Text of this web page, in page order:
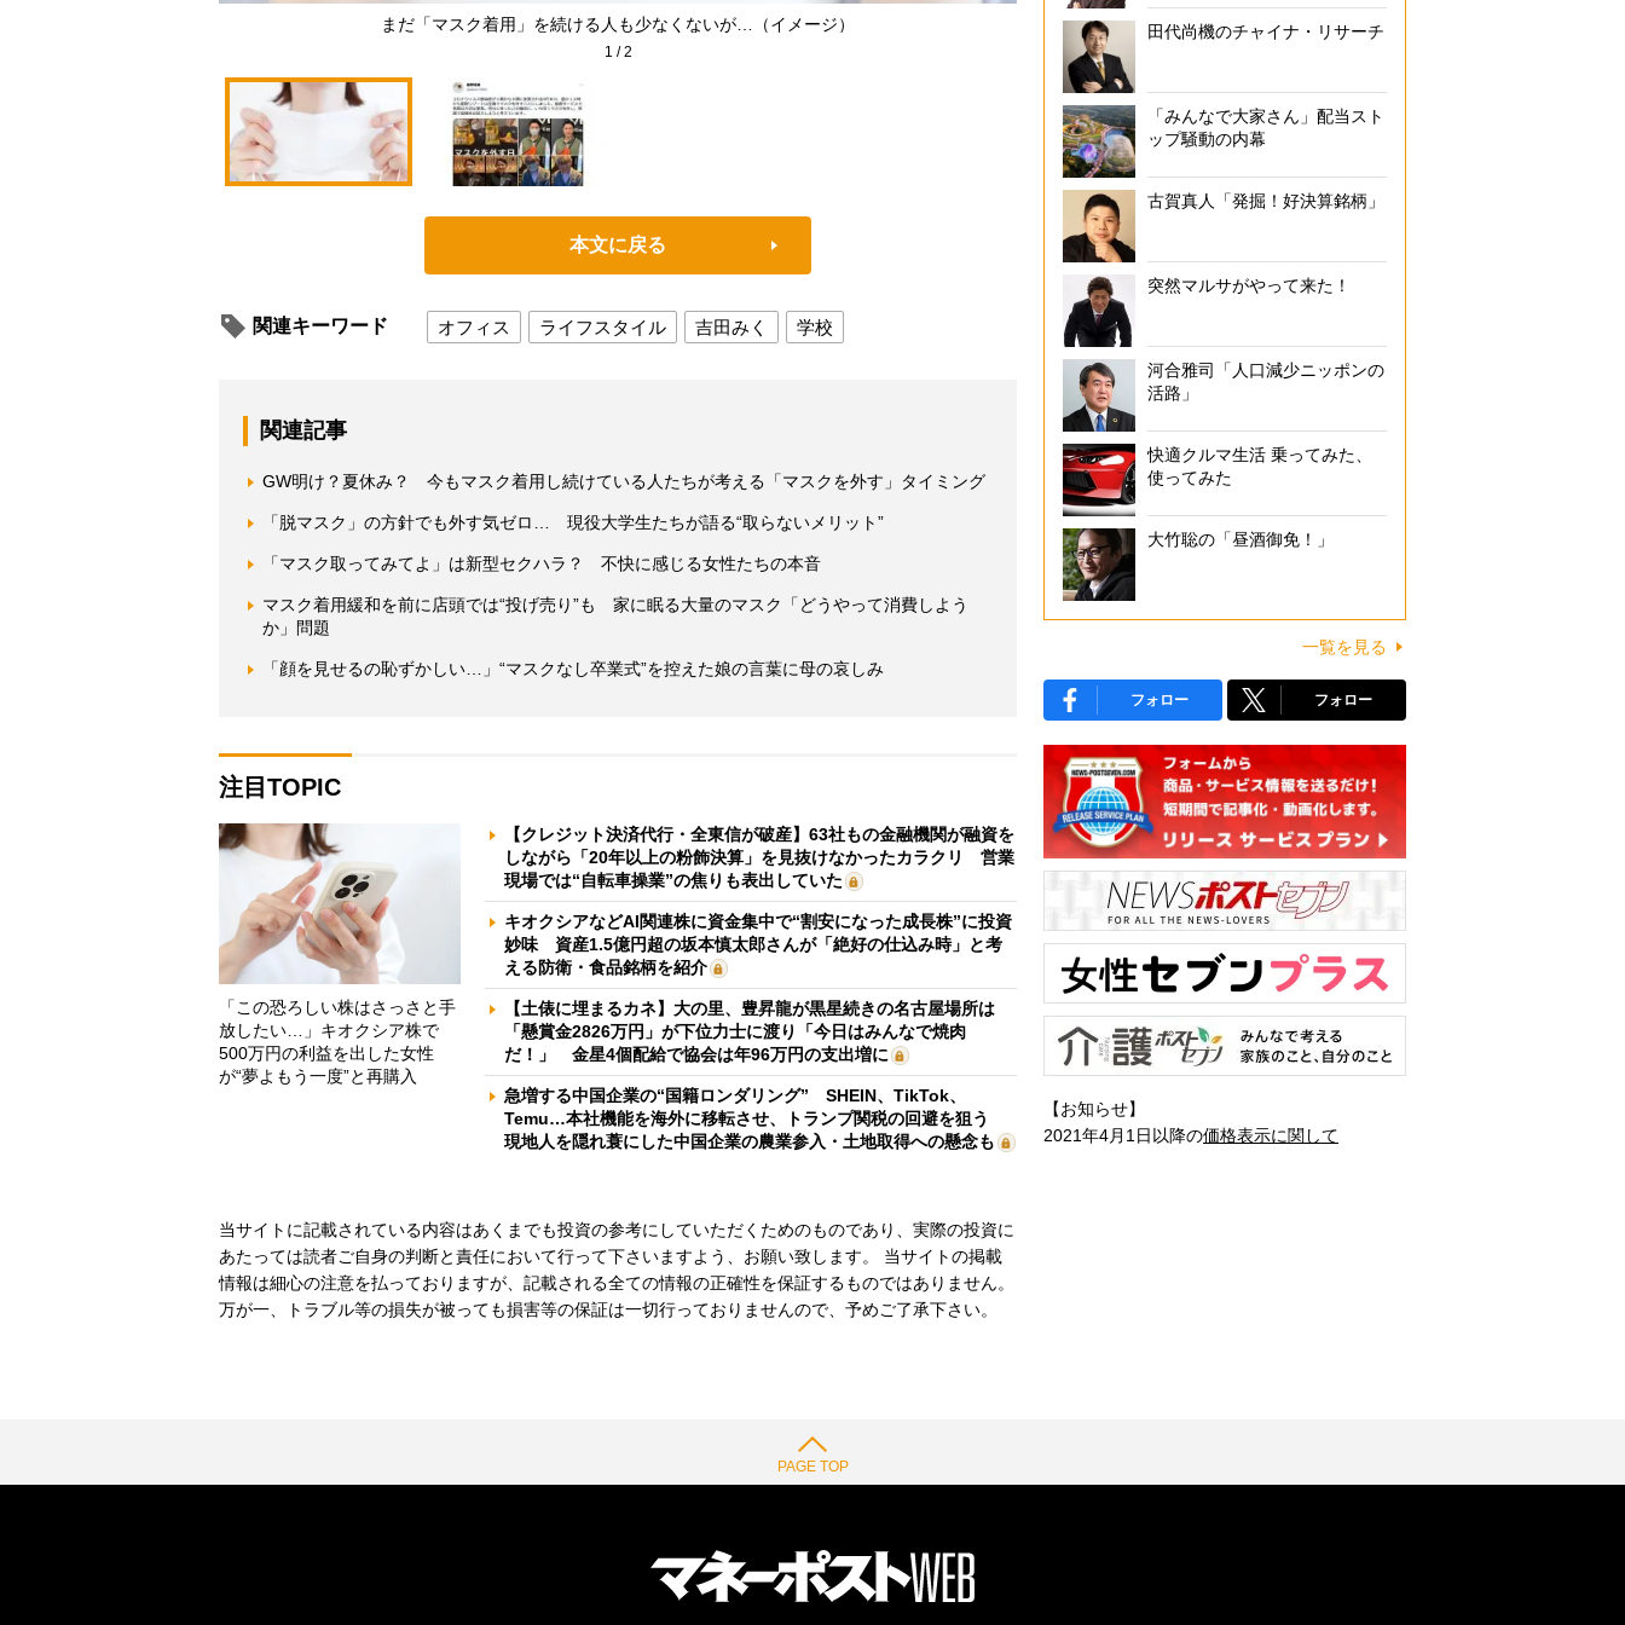
まだ「マスク着用」を続ける人も少なくないが…（イメージ） 5類移行後に従業員がマスクを外すと宣言した星野リゾート代表のツイ
1 /2
本文に戻る
関連キーワード オフィス ライフスタイル 吉田みく 学校
関連記事
GW明け？夏休み？ 今もマスク着用し続けている人たちが考える「マスクを外す」タイミング
「脱マスク」の方針でも外す気ゼロ… 現役大学生たちが語る“取らないメリット”
「マスク取ってみてよ」は新型セクハラ？ 不快に感じる女性たちの本音
マスク着用緩和を前に店頭では“投げ売り”も 家に眠る大量のマスク「どうやって消費しよう
か」問題
「顔を見せるの恥ずかしい…」“マスクなし卒業式”を控えた娘の言葉に母の哀しみ
注目TOPIC
「この恐ろしい株はさっさと手
放したい…」キオクシア株で
500万円の利益を出した女性
が“夢よもう一度”と再購入
【クレジット決済代行・全東信が破産】63社もの金融機関が融資を
しながら「20年以上の粉飾決算」を見抜けなかったカラクリ 営業
現場では“自転車操業”の焦りも表出していた
キオクシアなどAI関連株に資金集中で“割安になった成長株”に投資
妙味 資産1.5億円超の坂本慎太郎さんが「絶好の仕込み時」と考
える防衛・食品銘柄を紹介
【土俵に埋まるカネ】大の里、豊昇龍が黒星続きの名古屋場所は
「懸賞金2826万円」が下位力士に渡り「今日はみんなで焼肉
だ！」 金星4個配給で協会は年96万円の支出増に
急増する中国企業の“国籍ロンダリング” SHEIN、TikTok、
Temu…本社機能を海外に移転させ、トランプ関税の回避を狙う
現地人を隠れ蓑にした中国企業の農業参入・土地取得への懸念も
当サイトに記載されている内容はあくまでも投資の参考にしていただくためのものであり、実際の投資に
あたっては読者ご自身の判断と責任において行って下さいますよう、お願い致します。 当サイトの掲載
情報は細心の注意を払っておりますが、記載される全ての情報の正確性を保証するものではありません。
万が一、トラブル等の損失が被っても損害等の保証は一切行っておりませんので、予めご了承下さい。
田代尚機のチャイナ・リサーチ
「みんなで大家さん」配当スト
ップ騒動の内幕
古賀真人「発掘！好決算銘柄」
突然マルサがやって来た！
河合雅司「人口減少ニッポンの
活路」
快適クルマ生活 乗ってみた、
使ってみた
大竹聡の「昼酒御免！」
一覧を見る
フォロー フォロー
【お知らせ】
2021年4月1日以降の価格表示に関して
PAGE TOP